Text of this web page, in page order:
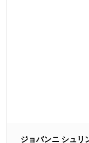
ジョバンニ シュリ